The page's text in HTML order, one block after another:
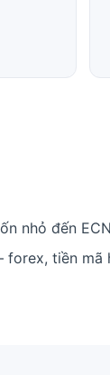
nhỏ đến
tiền mã